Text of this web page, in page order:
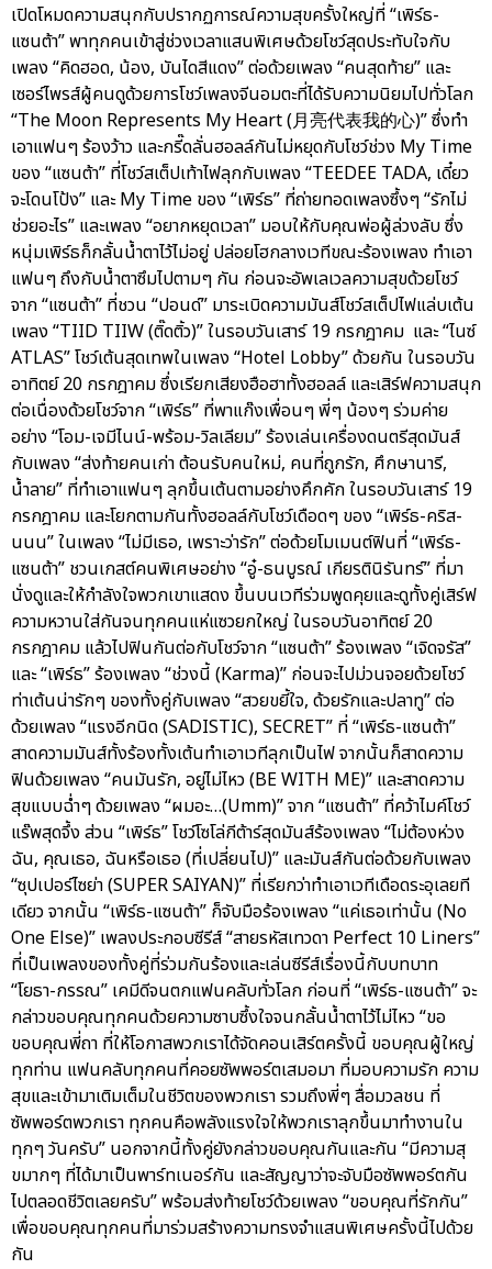
เปิดโหมดความสนุกกับปรากฏการณ์ความสุขครั้งใหญ่ที่ “เพิร์ธ-
แซนต้า” พาทุกคนเข้าสู่ช่วงเวลาแสนพิเศษด้วยโชว์สุดประทับใจกับ
เพลง “คิดฮอด, น้อง, บันไดสีแดง” ต่อด้วยเพลง “คนสุดท้าย” และ
เซอร์ไพรส์ผู้คนดูด้วยการโชว์เพลงจีนอมตะที่ได้รับความนิยมไปทั่วโลก
“The Moon Represents My Heart (月亮代表我的心)” ซึ่งทำ
เอาแฟนๆ ร้องว้าว และกรี๊ดลั่นฮอลล์กันไม่หยุดกับโชว์ช่วง My Time
ของ “แซนต้า” ที่โชว์สเต็ปเท้าไฟลุกกับเพลง “TEEDEE TADA, เดี๋ยว
จะโดนโป้ง” และ My Time ของ “เพิร์ธ” ที่ถ่ายทอดเพลงซึ้งๆ “รักไม่
ช่วยอะไร” และเพลง “อยากหยุดเวลา” มอบให้กับคุณพ่อผู้ล่วงลับ ซึ่ง
หนุ่มเพิร์ธก็กลั้นน้ำตาไว้ไม่อยู่ ปล่อยโฮกลางเวทีขณะร้องเพลง ทำเอา
แฟนๆ ถึงกับน้ำตาซึมไปตามๆ กัน ก่อนจะอัพเลเวลความสุขด้วยโชว์
จาก “แซนต้า” ที่ชวน “ปอนด์” มาระเบิดความมันส์โชว์สเต็ปไฟแล่บเต้น
เพลง “TIID TIIW (ติ๊ดติ้ว)” ในรอบวันเสาร์ 19 กรกฎาคม และ “ไนซ์
ATLAS” โชว์เต้นสุดเทพในเพลง “Hotel Lobby” ด้วยกัน ในรอบวัน
อาทิตย์ 20 กรกฎาคม ซึ่งเรียกเสียงฮือฮาทั้งฮอลล์ และเสิร์ฟความสนุก
ต่อเนื่องด้วยโชว์จาก “เพิร์ธ” ที่พาแก๊งเพื่อนๆ พี่ๆ น้องๆ ร่วมค่าย
อย่าง “โอม-เจมีไนน์-พร้อม-วิลเลียม” ร้องเล่นเครื่องดนตรีสุดมันส์
กับเพลง “ส่งท้ายคนเก่า ต้อนรับคนใหม่, คนที่ถูกรัก, ศึกษานารี,
น้ำลาย” ที่ทำเอาแฟนๆ ลุกขึ้นเต้นตามอย่างคึกคัก ในรอบวันเสาร์ 19
กรกฎาคม และโยกตามกันทั้งฮอลล์กับโชว์เดือดๆ ของ “เพิร์ธ-คริส-
นนน” ในเพลง “ไม่มีเธอ, เพราะว่ารัก” ต่อด้วยโมเมนต์ฟินที่ “เพิร์ธ-
แซนต้า” ชวนเกสต์คนพิเศษอย่าง “อู๋-ธนบูรณ์ เกียรตินิรันทร์” ที่มา
นั่งดูและให้กำลังใจพวกเขาแสดง ขึ้นบนเวทีร่วมพูดคุยและดูทั้งคู่เสิร์ฟ
ความหวานใส่กันจนทุกคนแห่แซวยกใหญ่ ในรอบวันอาทิตย์ 20
กรกฎาคม แล้วไปฟินกันต่อกับโชว์จาก “แซนต้า” ร้องเพลง “เจิดจรัส”
และ “เพิร์ธ” ร้องเพลง “ช่วงนี้ (Karma)” ก่อนจะไปม่วนจอยด้วยโชว์
ท่าเต้นน่ารักๆ ของทั้งคู่กับเพลง “สวยขยี้ใจ, ด้วยรักและปลาทู” ต่อ
ด้วยเพลง “แรงอีกนิด (SADISTIC), SECRET” ที่ “เพิร์ธ-แซนต้า”
สาดความมันส์ทั้งร้องทั้งเต้นทำเอาเวทีลุกเป็นไฟ จากนั้นก็สาดความ
ฟินด้วยเพลง “คนมันรัก, อยู่ไม่ไหว (BE WITH ME)” และสาดความ
สุขแบบฉ่ำๆ ด้วยเพลง “ผมอะ…(Umm)” จาก “แซนต้า” ที่คว้าไมค์โชว์
แร๊พสุดจึ้ง ส่วน “เพิร์ธ” โชว์โซโล่กีต้าร์สุดมันส์ร้องเพลง “ไม่ต้องห่วง
ฉัน, คุณเธอ, ฉันหรือเธอ (ที่เปลี่ยนไป)” และมันส์กันต่อด้วยกับเพลง
“ซุปเปอร์ไซย่า (SUPER SAIYAN)” ที่เรียกว่าทำเอาเวทีเดือดระอุเลยที
เดียว จากนั้น “เพิร์ธ-แซนต้า” ก็จับมือร้องเพลง “แค่เธอเท่านั้น (No
One Else)” เพลงประกอบซีรีส์ “สายรหัสเทวดา Perfect 10 Liners”
ที่เป็นเพลงของทั้งคู่ที่ร่วมกันร้องและเล่นซีรีส์เรื่องนี้กับบทบาท
“โยธา-กรรณ” เคมีดีจนตกแฟนคลับทั่วโลก ก่อนที่ “เพิร์ธ-แซนต้า” จะ
กล่าวขอบคุณทุกคนด้วยความซาบซึ้งใจจนกลั้นน้ำตาไว้ไม่ไหว “ขอ
ขอบคุณพี่ถา ที่ให้โอกาสพวกเราได้จัดคอนเสิร์ตครั้งนี้ ขอบคุณผู้ใหญ่
ทุกท่าน แฟนคลับทุกคนที่คอยซัพพอร์ตเสมอมา ที่มอบความรัก ความ
สุขและเข้ามาเติมเต็มในชีวิตของพวกเรา รวมถึงพี่ๆ สื่อมวลชน ที่
ซัพพอร์ตพวกเรา ทุกคนคือพลังแรงใจให้พวกเราลุกขึ้นมาทำงานใน
ทุกๆ วันครับ” นอกจากนี้ทั้งคู่ยังกล่าวขอบคุณกันและกัน “มีความสุ
ขมากๆ ที่ได้มาเป็นพาร์ทเนอร์กัน และสัญญาว่าจะจับมือซัพพอร์ตกัน
ไปตลอดชีวิตเลยครับ” พร้อมส่งท้ายโชว์ด้วยเพลง “ขอบคุณที่รักกัน”
เพื่อขอบคุณทุกคนที่มาร่วมสร้างความทรงจำแสนพิเศษครั้งนี้ไปด้วย
กัน